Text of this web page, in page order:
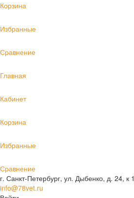
Корзина
Избранные
Сравнение
Главная
Кабинет
Корзина
Избранные
Сравнение
г. Санкт-Петербург, ул. Дыбенко, д. 24, к 1
info@78vet.ru